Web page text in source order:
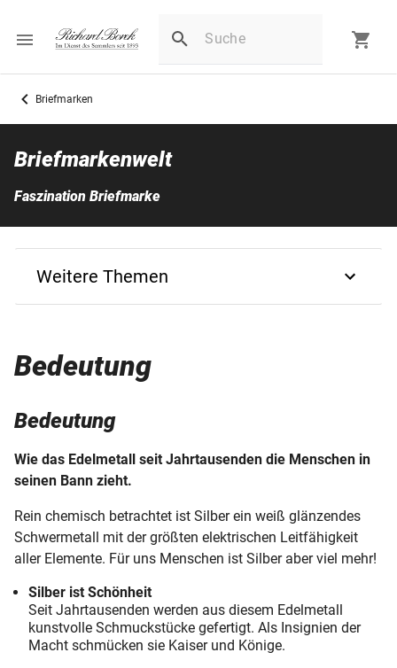
Briefmarken
Briefmarkenwelt
Faszination Briefmarke
Weitere Themen
Silberbriefmarken
Silberbriefmarken
Bedeutung
Historie
Gewinnung
Wertanlage
Kollektion
Bedeutung
Bedeutung
Wie das Edelmetall seit Jahrtausenden die Menschen in
seinen Bann zieht.
Rein chemisch betrachtet ist Silber ein weiß glänzendes
Schwermetall mit der größten elektrischen Leitfähigkeit
aller Elemente. Für uns Menschen ist Silber aber viel mehr!
Silber ist Schönheit
Seit Jahrtausenden werden aus diesem Edelmetall
kunstvolle Schmuckstücke gefertigt. Als Insignien der
Macht schmücken sie Kaiser und Könige.